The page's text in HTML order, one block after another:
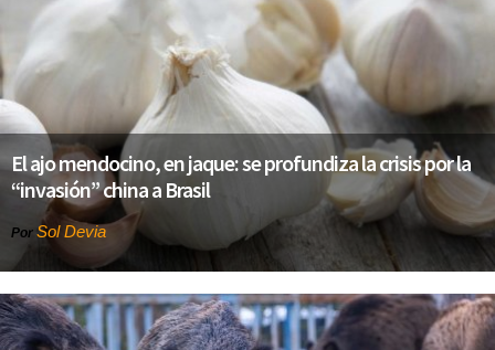
El ajo mendocino, en jaque: se profundiza la crisis por la
“invasión” china a Brasil
Por Sol Devia